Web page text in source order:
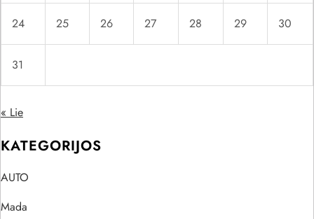
24 25 26 27 28 29 30
31
« Lie
KATEGORIJOS
AUTO
Mada